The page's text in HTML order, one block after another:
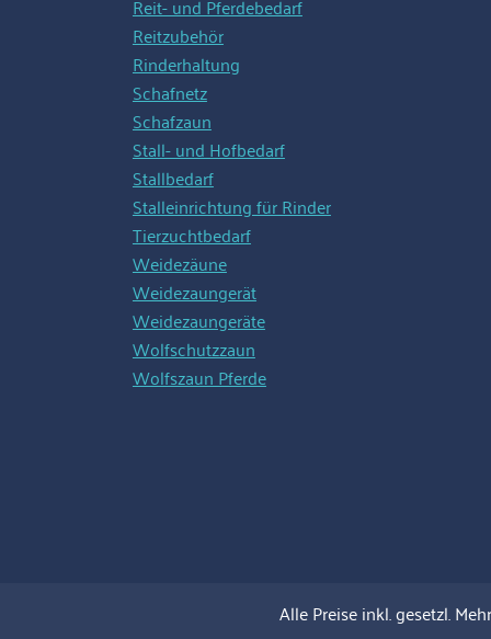
Reit- und Pferdebedarf
Reitzubehör
Rinderhaltung
Schafnetz
Schafzaun
Stall- und Hofbedarf
Stallbedarf
Stalleinrichtung für Rinder
Tierzuchtbedarf
Weidezäune
Weidezaungerät
Weidezaungeräte
Wolfschutzzaun
Wolfszaun Pferde
Alle Preise inkl. gesetzl.